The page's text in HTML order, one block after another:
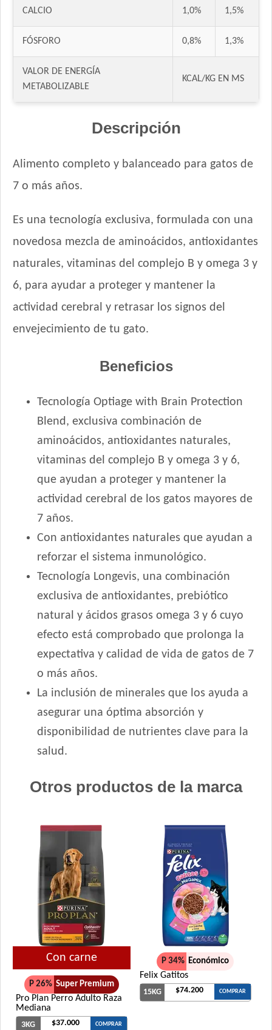
CALCIO 1,0% 1,5%
FÓSFORO 0,8% 1,3%
VALOR DE ENERGÍA
METABOLIZABLE
KCAL/KG EN MS
Descripción
Alimento completo y balanceado para gatos de
7 o más años.
Es una tecnología exclusiva, formulada con una
novedosa mezcla de aminoácidos, antioxidantes
naturales, vitaminas del complejo B y omega 3 y
6, para ayudar a proteger y mantener la
actividad cerebral y retrasar los signos del
envejecimiento de tu gato.
Beneficios
Tecnología Optiage with Brain Protection
Blend, exclusiva combinación de
aminoácidos, antioxidantes naturales,
vitaminas del complejo B y omega 3 y 6,
que ayudan a proteger y mantener la
actividad cerebral de los gatos mayores de
7 años.
Con antioxidantes naturales que ayudan a
reforzar el sistema inmunológico.
Tecnología Longevis, una combinación
exclusiva de antioxidantes, prebiótico
natural y ácidos grasos omega 3 y 6 cuyo
efecto está comprobado que prolonga la
expectativa y calidad de vida de gatos de 7
o más años.
La inclusión de minerales que los ayuda a
asegurar una óptima absorción y
disponibilidad de nutrientes clave para la
salud.
Otros productos de la marca
Con carne
P 26% Super Premium
Pro Plan Perro Adulto Raza
Mediana
3KG $37.000 COMPRAR
P 34% Económico
Felix Gatitos
15KG $74.200 COMPRAR